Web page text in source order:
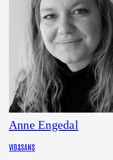
Anne Engedal
VID&SANS